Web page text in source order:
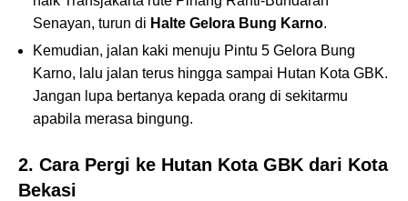
Senayan, turun di Halte Gelora Bung Karno.
Kemudian, jalan kaki menuju Pintu 5 Gelora Bung
Karno, lalu jalan terus hingga sampai Hutan Kota GBK.
Jangan lupa bertanya kepada orang di sekitarmu
apabila merasa bingung.
2. Cara Pergi ke Hutan Kota GBK dari Kota
Bekasi